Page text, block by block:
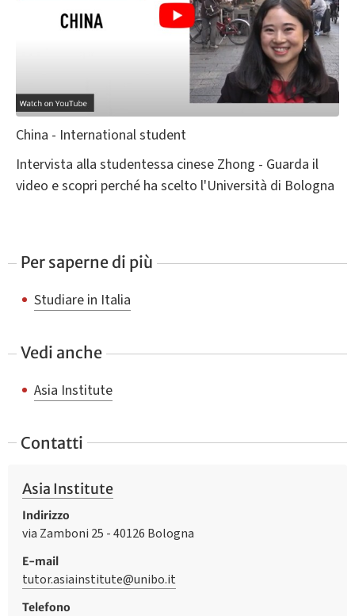
China - International student
Intervista alla studentessa cinese Zhong - Guarda il
video e scopri perché ha scelto l'Università di Bologna
Per saperne di più
Studiare in Italia
Vedi anche
Asia Institute
Contatti
Asia Institute
Indirizzo
via Zamboni 25 - 40126 Bologna
E-mail
tutor.asiainstitute@unibo.it
Telefono